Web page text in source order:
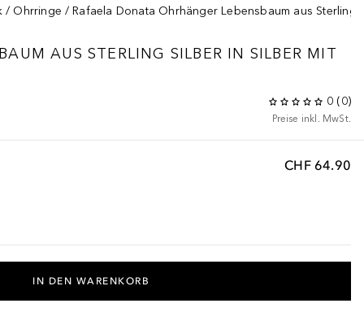
Ohrringe Rafaela Donata Ohrhänger Lebensbaum aus Sterling
AUS STERLING SILBER IN SILBER MIT
0 (0)
Preise inkl. MwSt.
CHF 64.90
IN DEN WARENKORB